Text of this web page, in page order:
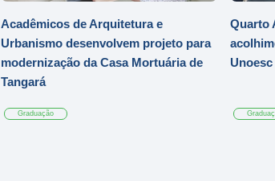
Acadêmicos de Arquitetura e
Urbanismo desenvolvem projeto para
modernização da Casa Mortuária de
Tangará
Graduação
Quarto